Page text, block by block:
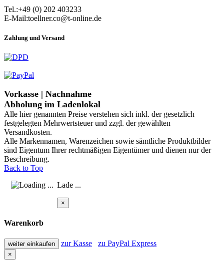
Tel.:+49 (0) 202 403233
E-Mail:toellner.co@t-online.de
Zahlung und Versand
Vorkasse | Nachnahme
Abholung im Ladenlokal
Alle hier genannten Preise verstehen sich inkl. der gesetzlich
festgelegten Mehrwertsteuer und zzgl. der gewählten
Versandkosten.
Alle Markennamen, Warenzeichen sowie sämtliche Produktbilder
sind Eigentum Ihrer rechtmäßigen Eigentümer und dienen nur der
Beschreibung.
Back to Top
Lade ...
×
Warenkorb
weiter einkaufen zur Kasse zu PayPal Express
×